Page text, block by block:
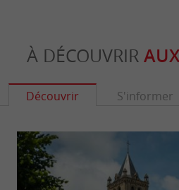
À DÉCOUVRIR
Découvrir S'informer